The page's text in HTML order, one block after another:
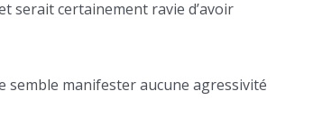
serait certainement ravie d’avoir
semble manifester aucune agressivité